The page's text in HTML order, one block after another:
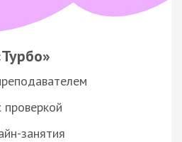
занятия